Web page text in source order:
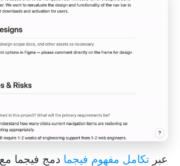
عبر تكامل مفهوم فيجما